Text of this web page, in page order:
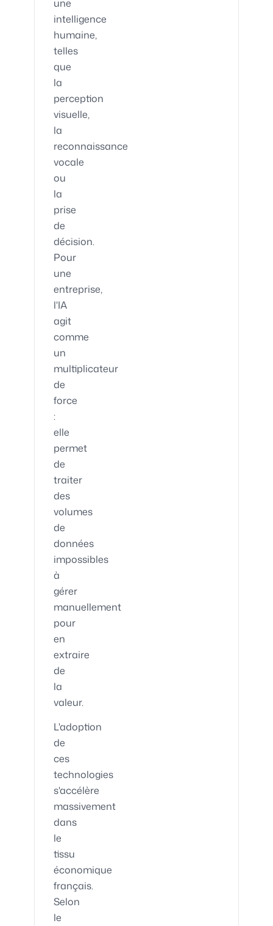
une
intelligence
humaine,
telles
que
la
perception
visuelle,
la
reconnaissance
vocale
ou
la
prise
de
décision.
Pour
une
entreprise,
l'IA
agit
comme
un
multiplicateur
de
force
:
elle
permet
de
traiter
des
volumes
de
données
impossibles
à
gérer
manuellement
pour
en
extraire
de
la
valeur.
L'adoption
de
ces
technologies
s'accélère
massivement
dans
le
tissu
économique
français.
Selon
le